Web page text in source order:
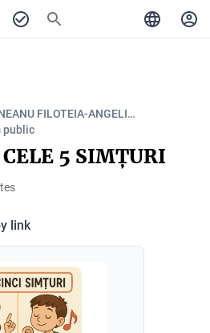
FILOTEIA-ANGELI…
public
5 SIMȚURI
link